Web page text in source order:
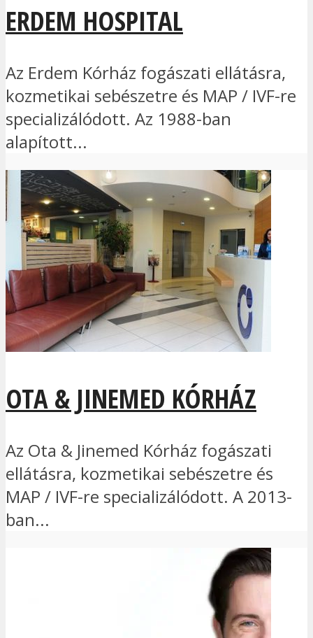
ERDEM HOSPITAL
Az Erdem Kórház fogászati ellátásra,
kozmetikai sebészetre és MAP / IVF-re
specializálódott. Az 1988-ban
alapított...
OTA & JINEMED KÓRHÁZ
Az Ota & Jinemed Kórház fogászati
ellátásra, kozmetikai sebészetre és
MAP / IVF-re specializálódott. A 2013-
ban...